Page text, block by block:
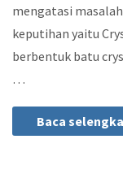
mengatasi
keputihan yaitu
berbentuk batu
…
Baca